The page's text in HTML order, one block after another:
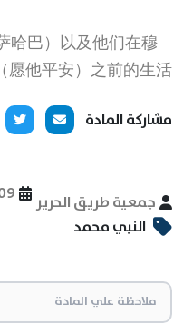
哈巴）以及他们在穆
他平安）之前的生活。
مشاركة المادة
جمعية طريق الحرير
النبي محمد